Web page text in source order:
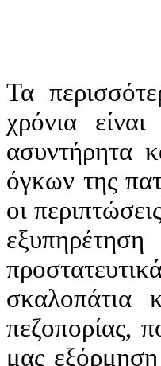
Τα
χρόνια
ασυντήρητα
όγκων της
οι
σκαλοπάτια
πεζοπορίας,
μας